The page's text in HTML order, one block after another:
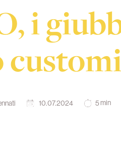
i
10.07.2024 5min